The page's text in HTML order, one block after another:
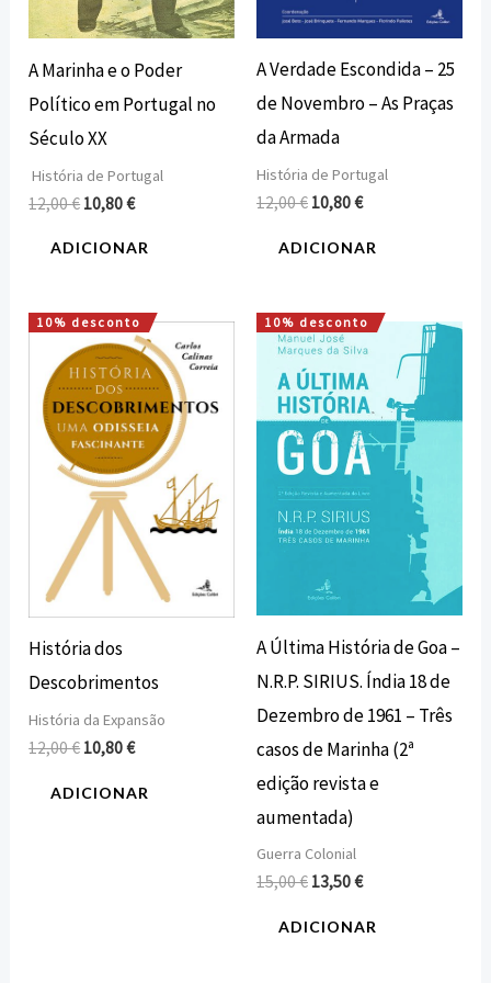
A Marinha e o Poder
Político em Portugal no
Século XX
História de Portugal
12,00€ 10,80€
ADICIONAR
A Verdade Escondida – 25
de Novembro – As Praças
da Armada
História de Portugal
12,00€ 10,80€
ADICIONAR
10% desconto
História dos
Descobrimentos
História da Expansão
12,00€
O
preço
original
era:
12,00 €.
10,80€
O
preço
atual
é:
10,80 €.
ADICIONAR
10% desconto
A Última História de Goa –
N.R.P. SIRIUS. Índia 18 de
Dezembro de 1961 – Três
casos de Marinha (2ª
edição revista e
aumentada)
Guerra Colonial
15,00€
O
preço
original
era:
15,00 €.
13,50€
O
preço
atual
é:
13,50 €.
ADICIONAR